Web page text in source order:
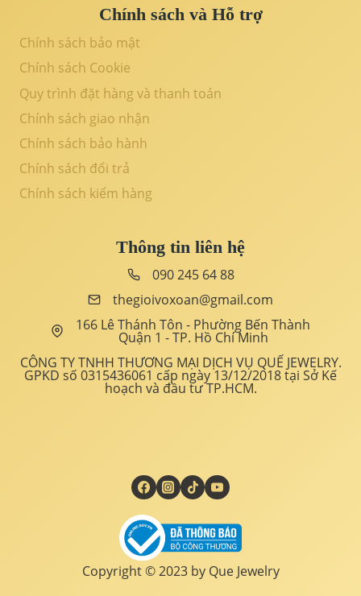
Chính sách và Hỗ trợ
Chính sách bảo mật
Chính sách Cookie
Quy trình đặt hàng và thanh toán
Chính sách giao nhận
Chính sách bảo hành
Chính sách đổi trả
Chính sách kiểm hàng
Thông tin liên hệ
090 245 64 88
thegioivoxoan@gmail.com
166 Lê Thánh Tôn - Phường Bến Thành
Quận 1 - TP. Hồ Chí Minh
CÔNG TY TNHH THƯƠNG MẠI DỊCH VỤ QUẾ JEWELRY.
GPKD số 0315436061 cấp ngày 13/12/2018 tại Sở Kế
hoạch và đầu tư TP.HCM.
Copyright © 2023 by Que Jewelry